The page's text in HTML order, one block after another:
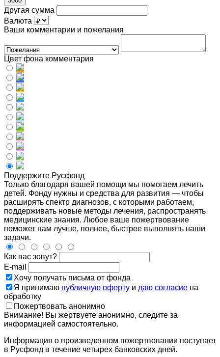
Другая сумма
Валюта
Ваши комментарии и пожелания
Цвет фона комментария
Поддержите Русфонд
Только благодаря вашей помощи мы помогаем лечить
детей. Фонду нужны и средства для развития — чтобы
расширять спектр диагнозов, с которыми работаем,
поддерживать новые методы лечения, распространять
медицинские знания. Любое ваше пожертвование
поможет нам лучше, полнее, быстрее выполнять наши
задачи.
Как вас зовут?
E-mail
Хочу получать письма от фонда
Я принимаю публичную оферту и даю согласие на
обработку
Пожертвовать анонимно
Внимание! Вы жертвуете анонимно, следите за
информацией самостоятельно.
Информация о произведенном пожертвовании поступает
в Русфонд в течение четырех банковских дней.